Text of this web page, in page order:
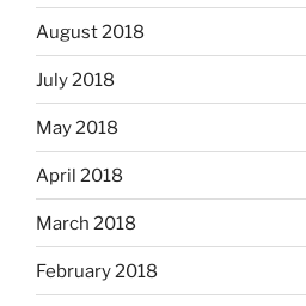
August 2018
July 2018
May 2018
April 2018
March 2018
February 2018